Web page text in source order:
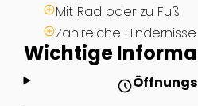
Mit Rad oder zu Fuß
Zahlreiche Hindernisse
Wichtige
schedule